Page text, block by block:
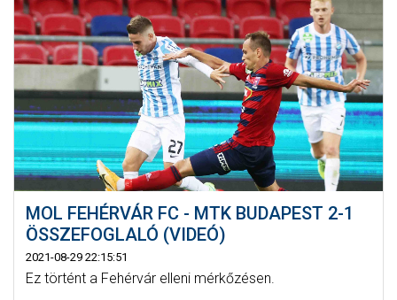
KLUB
GALÉRIA
SZURKOLÓI ÉLMÉNYEK
AKKREDITÁCIÓ
MOL FEHÉRVÁR FC - MTK BUDAPEST 2-1
ÖSSZEFOGLALÓ (VIDEÓ)
2021-08-29 22:15:51
Ez történt a Fehérvár elleni mérkőzésen.